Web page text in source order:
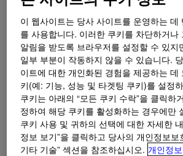
무엇입니까 WALOCEL™ MKX
Ether?
이 웹사이트는 당사 사이트를 운영하는 데
를 사용합니다. 이러한 쿠키를 차단하거나
알림을 받도록 브라우저를 설정할 수 있지
일부 부분이 작동하지 않을 수 있습니다.
이트에 대한 개인화된 경험을 제공하는 데
키(예: 기능, 성능 및 타겟팅 쿠키)를 설정
쿠키는 아래의 “모든 쿠키 수락”을 클릭하
정하여 해당 쿠키를 활성화하는 경우에만
쿠키 사용 및 귀하의 선택에 대한 자세한
정보 보기”을 클릭하고 당사의 개인정보보
기타 기술” 섹션을 참조하십시오. 개인정